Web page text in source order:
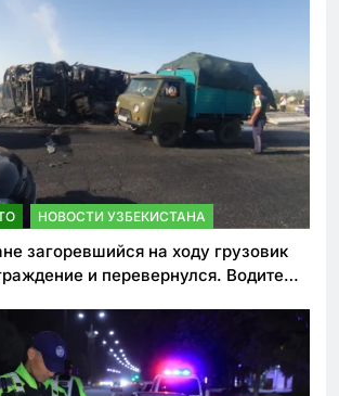
НОВОСТИ УЗБЕКИСТАНА
загоревшийся на ходу грузовик
и перевернулся. Водитель